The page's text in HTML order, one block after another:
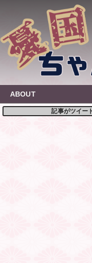
content
ABOUT
記事がツイー